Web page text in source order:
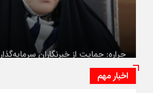
جراره: حمایت از خبرنگاران
امنیت ملی است
اخبار مهم